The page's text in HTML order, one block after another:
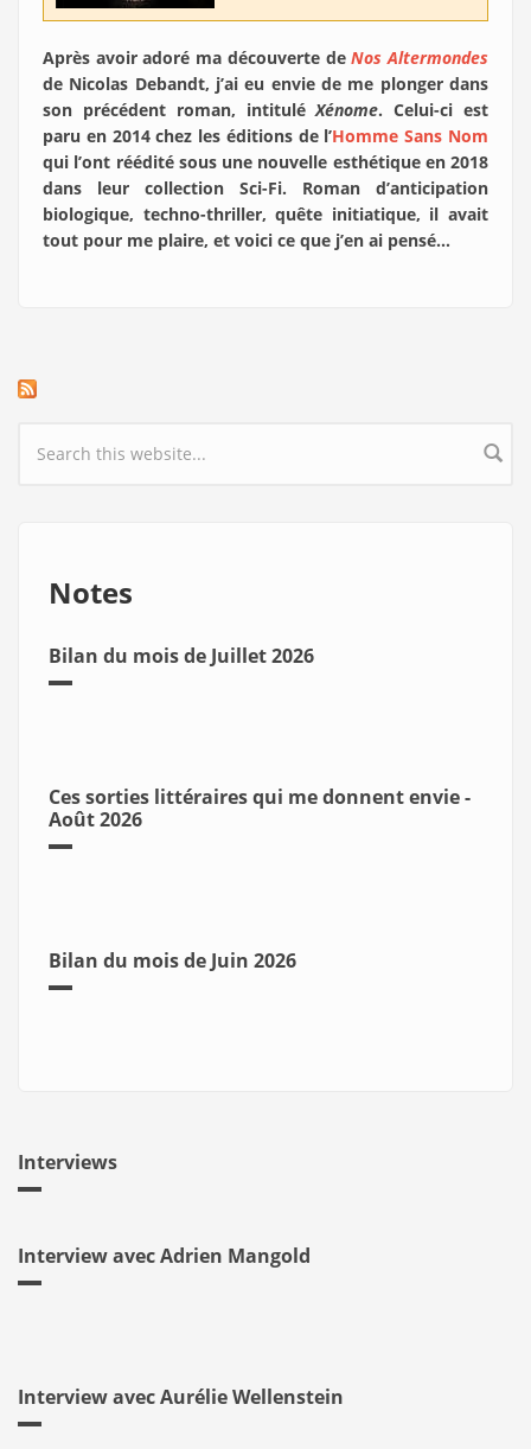
Après avoir adoré ma découverte deNos Altermondes
de Nicolas Debandt, j’ai eu envie de me plonger dans
son précédent roman, intituléXénome. Celui-ci est
paru en 2014 chez les éditions de l’Homme Sans Nom
qui l’ont réédité sous une nouvelle esthétique en 2018
dans leur collection Sci-Fi. Roman d’anticipation
biologique, techno-thriller, quête initiatique, il avait
tout pour me plaire, et voici ce que j’en ai pensé…
Search form
Notes
Bilan du mois de Juillet 2026
Ces sorties littéraires qui me donnent envie -
Août 2026
Bilan du mois de Juin 2026
Interviews
Interview avec Adrien Mangold
Interview avec Aurélie Wellenstein